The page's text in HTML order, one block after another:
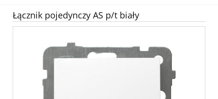
Łącznik pojedynczy AS p/t biały